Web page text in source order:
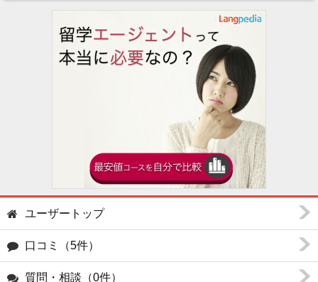
ユーザートップ
口コミ（5件）
質問・相談（0件）